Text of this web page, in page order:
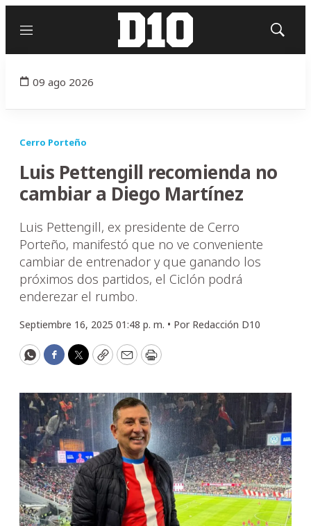
Menú
Mostrar
09 ago 2026
Cerro Porteño
Luis Pettengill recomienda no
cambiar a Diego Martínez
Luis Pettengill, ex presidente de Cerro
Porteño, manifestó que no ve conveniente
cambiar de entrenador y que ganando los
próximos dos partidos, el Ciclón podrá
enderezar el rumbo.
Septiembre 16, 2025 01:48 p. m. • Por Redacción D10
WhatsApp
Facebook
Twitter
CopyEmailPrint